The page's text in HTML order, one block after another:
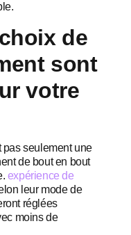
de
sont
votre
pas seulement une
de bout en bout
expérience de
leur mode de
réglées
moins de